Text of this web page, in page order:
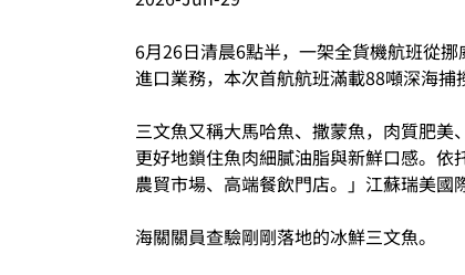
6月26日清晨6點半，一架全貨機航班從
進口業務，本次首航航班滿載88噸深海捕
三文魚又稱大馬哈魚、撒蒙魚，肉質肥
更好地鎖住魚肉細膩油脂與新鮮口感。依
農貿市場、高端餐飲門店。」江蘇瑞美國
海關關員查驗剛剛落地的冰鮮三文魚。